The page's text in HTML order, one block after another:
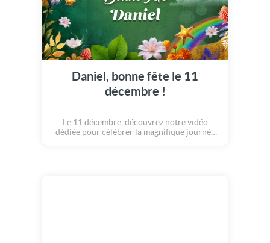
Daniel, bonne fête le 11
décembre !
Le 11 décembre, découvrez notre vidéo
dédiée pour célébrer la magnifique journée